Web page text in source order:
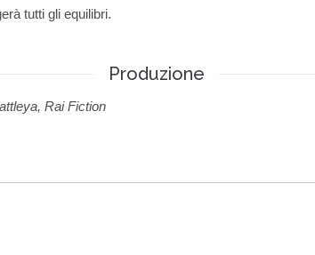
tutti gli equilibri.
Produzione
Rai Fiction